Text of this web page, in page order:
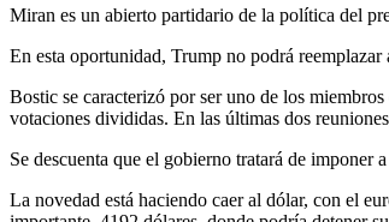
Miran es un abierto partidario de la política del
En esta oportunidad, Trump no podrá
Bostic se caracterizó por ser uno de los
votaciones divididas. En las últimas dos
Se descuenta que el gobierno tratará de imponer
La novedad está haciendo caer al dólar, con el